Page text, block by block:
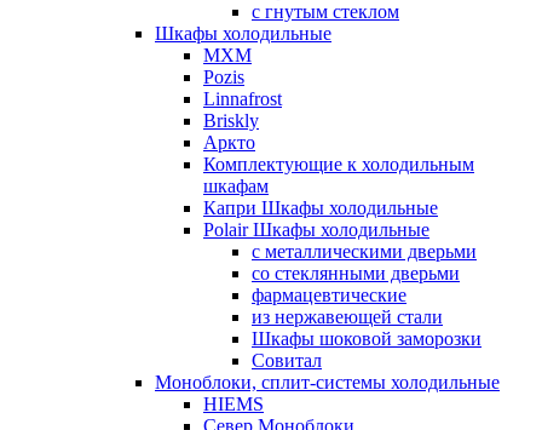
с гнутым стеклом
Шкафы холодильные
МХМ
Pozis
Linnafrost
Briskly
Аркто
Комплектующие к холодильным
шкафам
Капри Шкафы холодильные
Polair Шкафы холодильные
с металлическими дверьми
со стеклянными дверьми
фармацевтические
из нержавеющей стали
Шкафы шоковой заморозки
Совитал
Моноблоки, сплит-системы холодильные
HIEMS
Север Моноблоки